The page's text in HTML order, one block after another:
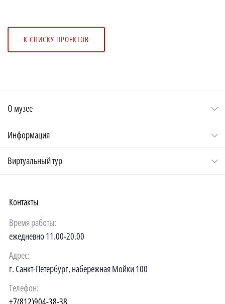
К СПИСКУ ПРОЕКТОВ
О музее
Информация
Виртуальный тур
Контакты
Время работы:
ежедневно 11.00-20.00
Адрес:
г. Санкт-Петербург, набережная Мойки 100
Телефон:
+7(812)904-38-38